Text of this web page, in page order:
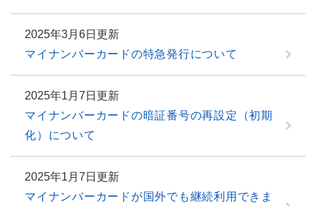
2025年3月6日更新
マイナンバーカードの特急発行について
2025年1月7日更新
マイナンバーカードの暗証番号の再設定（初期
化）について
2025年1月7日更新
マイナンバーカードが国外でも継続利用できま